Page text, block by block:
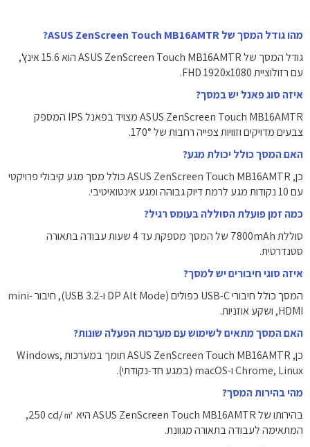
מהו גודל המסך של ASUS ZenScreen Touch MB16AMTR?
גודל המסך של ASUS ZenScreen Touch MB16AMTR הוא ‎15.6‎ אינץ',
עם רזולוציית FHD ‎1920x1080‎.
איזה סוג פאנל יש במסך?
ASUS ZenScreen Touch MB16AMTR מצויד בפאנל IPS המספק
צבעים מדויקים וזוויות צפייה רחבות של ‎170°‎.
האם המסך כולל יכולת מגע?
כן, ASUS ZenScreen Touch MB16AMTR כולל מסך מגע קיבולי פרויקטי
עם 10 נקודות מגע לרמת דיוק גבוהה ומגע אינטואיטיבי.
כמה זמן פועלת הסוללה בעומס רגיל?
סוללת ‎7800mAh‎ של המסך מספקת עד 4 שעות עבודה בתאורה
סטנדרטית.
איזה סוגי חיבורים יש למסך?
המסך כולל חיבורי USB-C כפולים (DP Alt Mode ו-USB 3.2), חיבור mini-
HDMI, ושקע אוזניות.
האם המסך מתאים לשימוש עם מערכות הפעלה שונות?
כן, ASUS ZenScreen Touch MB16AMTR תומך במערכות Windows,
Chrome, Linux ו-macOS (במגע חד-נקודתי).
מהי בהירות המסך?
בהירותו של ASUS ZenScreen Touch MB16AMTR היא ‎250‎ cd/㎡,
המתאימה לעבודה בתאורה מגוונת.